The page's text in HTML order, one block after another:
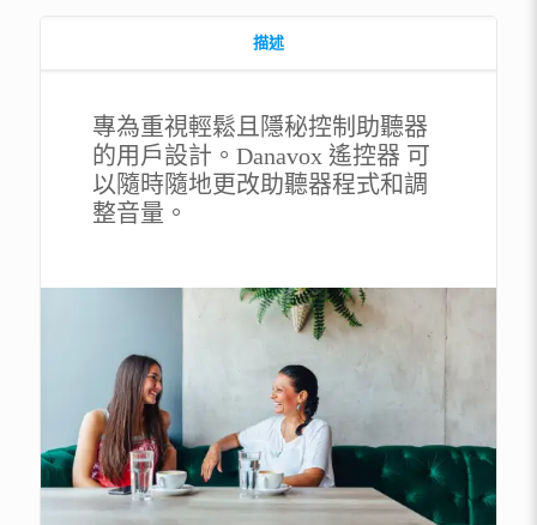
描述
專為重視輕鬆且隱秘控制助聽器
的用戶設計。Danavox 遙控器 可
以隨時隨地更改助聽器程式和調
整音量。